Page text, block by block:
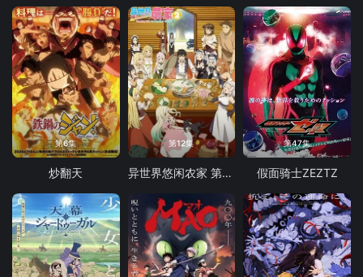
第6集
炒翻天
第12集
异世界悠闲农家 第二季
第47集
假面骑士ZEZTZ